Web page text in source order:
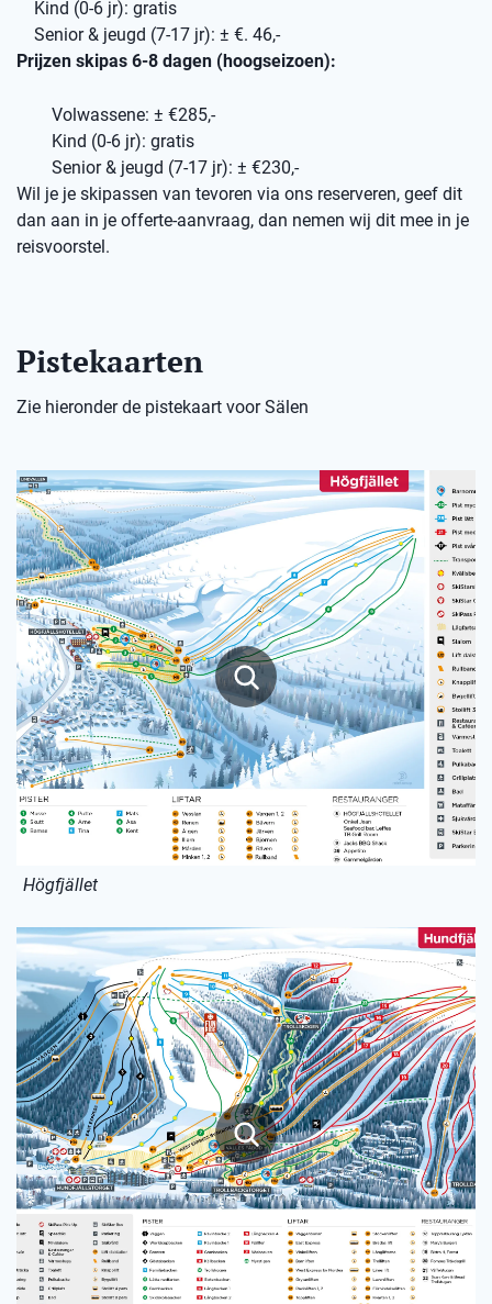
Kind (0-6 jr): gratis
Senior & jeugd (7-17 jr): ± €. 46,-
Prijzen skipas 6-8 dagen (hoogseizoen):
Volwassene: ± €285,-
Kind (0-6 jr): gratis
Senior & jeugd (7-17 jr): ± €230,-
Wil je je skipassen van tevoren via ons reserveren, geef dit
dan aan in je offerte-aanvraag, dan nemen wij dit mee in je
reisvoorstel.
Pistekaarten
Zie hieronder de pistekaart voor Sälen
Högfjället